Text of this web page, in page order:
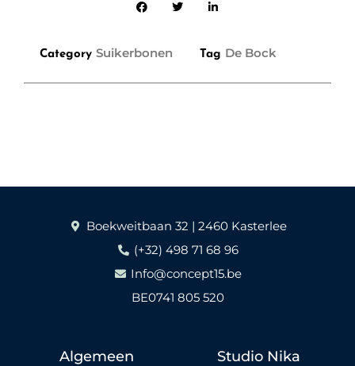
Category Suikerbonen Tag De Bock
Boekweitbaan 32 | 2460 Kasterlee
(+32) 498 71 68 96
Info@concept15.be
BE0741 805 520
Algemeen Studio Nika